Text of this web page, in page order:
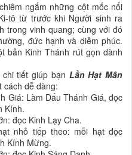
ngắm những cột mốc nổi
tô từ trước khi Người sinh ra
trong vinh quang; cùng với đó
đức hạnh và diễm phúc.
bản Kinh Thánh rút gọn dành
tiết giúp bạn Lần Hạt Mân
dễ dàng:
Giá: Làm Dấu Thánh Giá, đọc
Kính.
đọc Kinh Lạy Cha.
nhỏ tiếp theo: mỗi hạt đọc
Kính Mừng.